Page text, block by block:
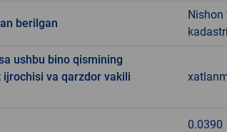
berilgan
Nishon
ushbu bino qismining
va qarzdor vakili
0.0390